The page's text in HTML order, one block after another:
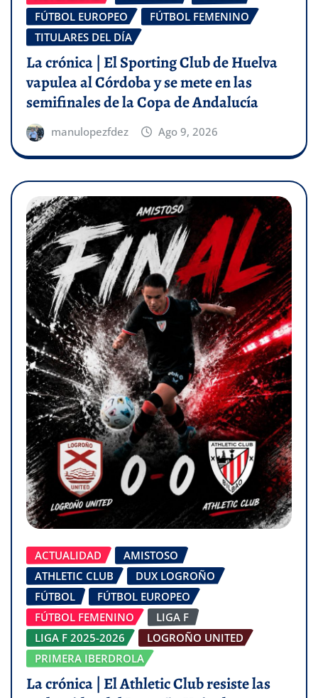
FÚTBOL EUROPEO
FÚTBOL FEMENINO
TITULARES DEL DÍA
La crónica | El Sporting Club de Huelva
vapulea al Córdoba y se mete en las
semifinales de la Copa de Andalucía
manulopezfdez Ago 9, 2026
ACTUALIDAD
AMISTOSO
ATHLETIC CLUB
DUX LOGROÑO
FÚTBOL
FÚTBOL EUROPEO
FÚTBOL FEMENINO
LIGA F
LIGA F 2025-2026
LOGROÑO UNITED
PRIMERA IBERDROLA
La crónica | El Athletic Club resiste las